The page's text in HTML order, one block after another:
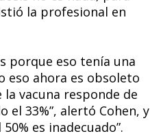
la profesional en
porque eso tenía una
eso ahora es obsoleto
vacuna responde de
el 33%”, alertó Cohen, y
es inadecuado”.